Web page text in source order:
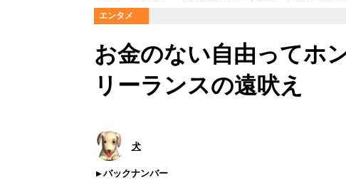
エンタメ
お金のない自由ってホ
リーランスの遠吠え
犬
バックナンバー